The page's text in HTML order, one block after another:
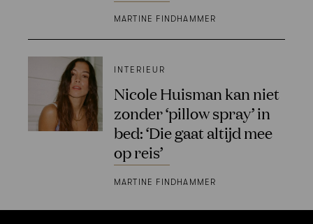
MARTINE FINDHAMMER
INTERIEUR
Nicole Huisman kan niet
zonder ‘pillow spray’ in
bed: ‘Die gaat altijd mee
op reis’
MARTINE FINDHAMMER